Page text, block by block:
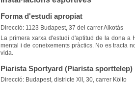
Forma d'estudi apropiat
Direcció: 1123 Budapest, 37 del carrer Alkotás
La primera xarxa d'estudi d'aptitud de la dona a
mental i de coneixements pràctics. No es tracta
vida.
Piarista Sportyard (Piarista sporttelep)
Direcció: Budapest, districte XII, 30, carrer Költo